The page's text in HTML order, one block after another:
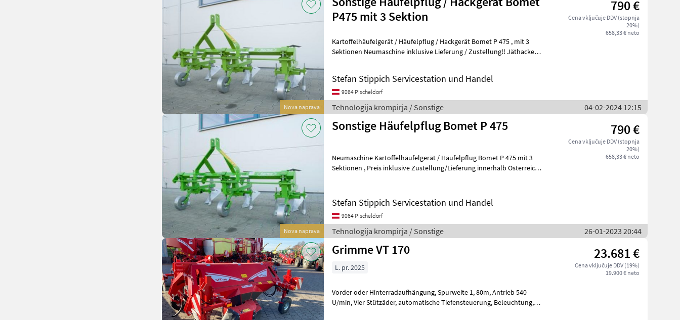
Nova naprava
P475 mit 3 Sektion
790 €
Cena vključuje DDV (stopnja
20%)
658,33 € neto
Kartoffelhäufelgerät / Häufelpflug / Hackgerät Bomet P 475 , mit 3
Sektionen Neumaschine inklusive Lieferung / Zustellung!! Jäthacken-
Stefan Stippich Servicestation und Handel
9064 Pischeldorf
Tehnologija krompirja / Sonstige 04-02-2024 12:15
Nova naprava
Sonstige Häufelpflug Bomet P 475 790 €
Cena vključuje DDV (stopnja
20%)
658,33 € neto
Neumaschine Kartoffelhäufelgerät / Häufelpflug Bomet P 475 mit 3
Sektionen , Preis inklusive Zustellung/Lieferung innerhalb Österreichs
Stefan Stippich Servicestation und Handel
9064 Pischeldorf
Tehnologija krompirja / Sonstige 26-01-2023 20:44
Grimme VT 170 23.681 €
Cena vključuje DDV (19%)
19.900 € neto
L. pr. 2025
Vorder oder Hinterradaufhängung, Spurweite 1, 80m, Antrieb 540
U/min, Vier Stützäder, automatische Tiefensteuerung, Beleuchtung,